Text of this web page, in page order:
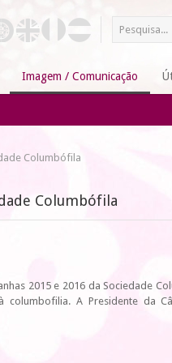
Imagem / Comunicação
Columbófila
Columbófila
2015 e 2016 da Sociedade
A Presidente da